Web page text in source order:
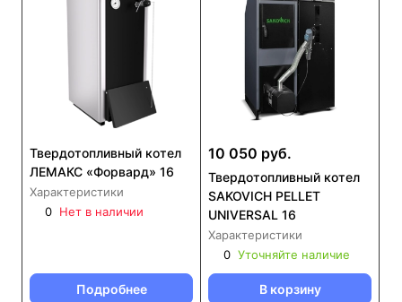
Твердотопливный котел
ЛЕМАКС «Форвард» 16
Характеристики
0 Нет в наличии
Подробнее
10 050 руб.
Твердотопливный котел
SAKOVICH PELLET
UNIVERSAL 16
Характеристики
0 Уточняйте наличие
В корзину